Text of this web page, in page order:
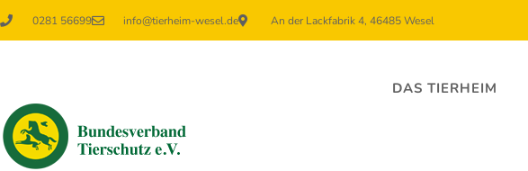
0281 56699 info@tierheim-wesel.de An der Lackfabrik 4, 46485 Wesel
DAS TIERHEIM